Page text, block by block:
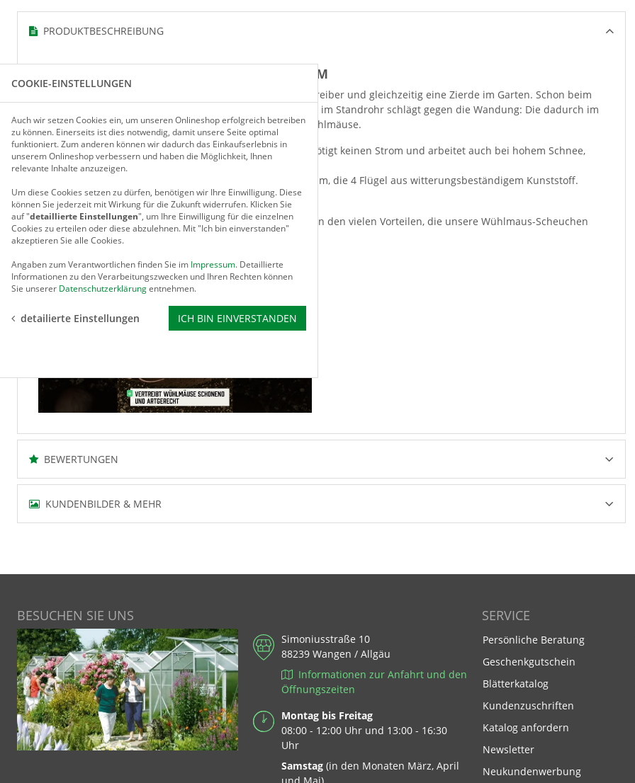
PRODUKTBESCHREIBUNG
Die Wühlmaus-Scheuche ist ein verlässlicher Wühlmausvertreiber und gleichzeitig eine Zierde im Garten. Schon beim
kleinsten Windhauch dreht sich der Windkreisel. Ein Klöppel im Standrohr schlägt gegen die Wandung: Die dadurch im
Boden erzeugten Schallwellen vertreiben zuverlässig die Wühlmäuse.
Der Wirkungsbereich beträgt ca. 1500 m². Wartungsfrei, benötigt keinen Strom und arbeitet auch bei hohem Schnee,
wenn die Wühlmäuse besonders aktiv sind.
Standrohr und Drehachse bestehen aus rostfreiem Aluminium, die 4 Flügel aus witterungsbeständigem Kunststoff.
Höhe 200 cm, Ø 50 cm
Schauen Sie sich unser Video an und überzeugen Sie sich von den vielen Vorteilen, die unsere Wühlmaus-Scheuchen
bieten:
BEWERTUNGEN
KUNDENBILDER & MEHR
BESUCHEN SIE UNS
Simoniusstraße 10
88239 Wangen / Allgäu
Informationen zur Anfahrt und den
Öffnungszeiten
Montag bis Freitag
08:00 - 12:00 Uhr und 13:00 - 16:30
Uhr
Samstag (in den Monaten März, April
SERVICE
Persönliche Beratung
Geschenkgutschein
Blätterkatalog
Kundenzuschriften
Footer Link
Katalog anfordern
Newsletter
Neukundenwerbung
COOKIE-EINSTELLUNGEN
Auch wir setzen Cookies ein, um unseren Onlineshop erfolgreich betreiben
zu können. Einerseits ist dies notwendig, damit unsere Seite optimal
funktioniert. Zum anderen können wir dadurch das Einkaufserlebnis in
unserem Onlineshop verbessern und haben die Möglichkeit, Ihnen
relevante Inhalte anzuzeigen.
Um diese Cookies setzen zu dürfen, benötigen wir Ihre Einwilligung. Diese
können Sie jederzeit mit Wirkung für die Zukunft widerrufen. Klicken Sie
auf "detaillierte Einstellungen", um Ihre Einwilligung für die einzelnen
Cookies zu erteilen oder diese abzulehnen. Mit "Ich bin einverstanden"
akzeptieren Sie alle Cookies.
Angaben zum Verantwortlichen finden Sie im Impressum. Detaillierte
Informationen zu den Verarbeitungszwecken und Ihren Rechten können
Sie unserer Datenschutzerklärung entnehmen.
detailierte Einstellungen ICH BIN EINVERSTANDEN